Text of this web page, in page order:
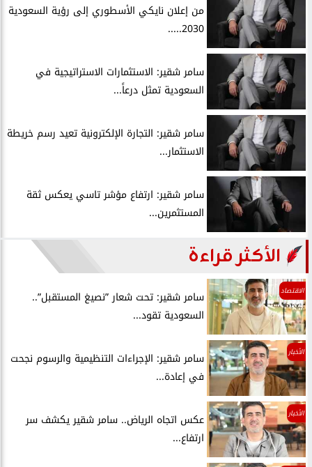
من إعلان نايكي الأسطوري إلى رؤية السعودية
2030.....
سامر شقير: الاستثمارات الاستراتيجية في
السعودية تمثل درعاً...
سامر شقير: التجارة الإلكترونية تعيد رسم خريطة
الاستثمار...
سامر شقير: ارتفاع مؤشر تاسي يعكس ثقة
المستثمرين...
الأكثر قراءة
الاقتصاد
سامر شقير: تحت شعار ”نصيغ المستقبل”..
السعودية تقود...
الأخبار
سامر شقير: الإجراءات التنظيمية والرسوم نجحت
في إعادة...
الأخبار
عكس اتجاه الرياض.. سامر شقير يكشف سر
ارتفاع...